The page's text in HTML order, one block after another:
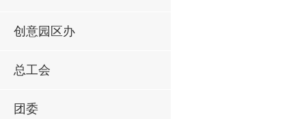
创意园区办
总工会
团委